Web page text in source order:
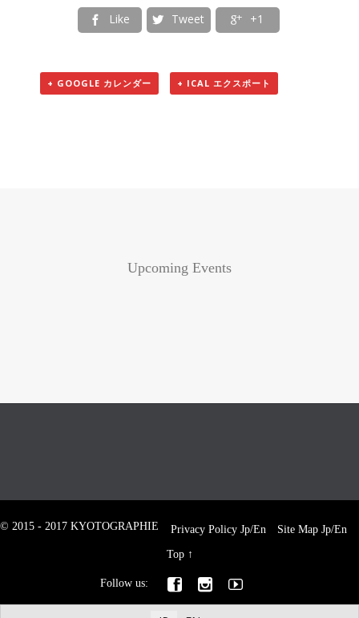
 Like  Tweet  +1
+ GOOGLE カレンダー + ICAL エクスポート
Upcoming Events
© 2015 - 2017 KYOTOGRAPHIE Privacy Policy Jp/En Site Map Jp/En
Top↑
Follow us:   